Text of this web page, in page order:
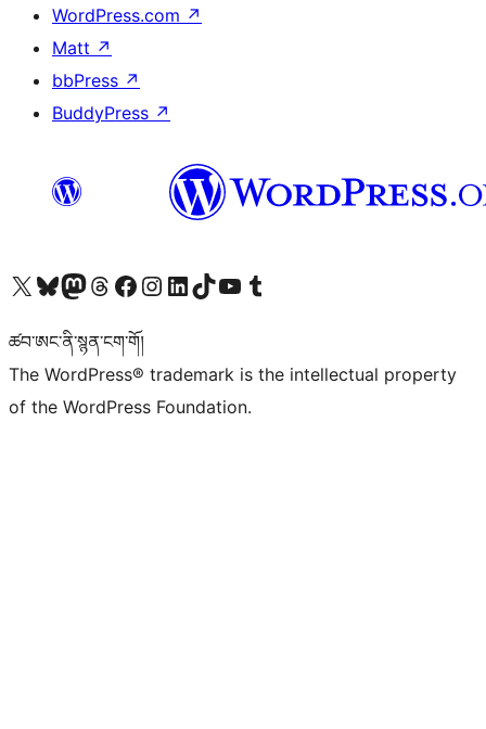
WordPress.com ↗
Matt ↗
bbPress ↗
BuddyPress ↗
Visit our X (formerly Twitter) account
Visit our Bluesky account
Visit our Mastodon account
Visit our Threads account
Visit our Facebook page
Visit our Instagram account
Visit our LinkedIn account
Visit our TikTok account
Visit our YouTube channel
Visit our Tumblr account
ཚབ་ཨང་ནི་སྙན་ངག་གོ།
The WordPress® trademark is the intellectual property
of the WordPress Foundation.